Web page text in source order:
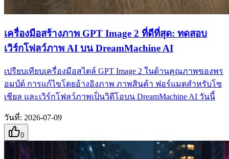
เครื่องมือสร้างภาพ GPT Image 2 ที่ดีที่สุด: ทดสอบ
เวิร์กโฟลว์ภาพ AI บน DreamMachine AI
เปรียบเทียบเครื่องมือสไตล์ GPT Image 2 ในด้านคุณภาพของพร
อมป์ต์ การแก้ไขโดยอ้างอิงภาพ ภาพสินค้า ฟอร์แมตสำหรับโซ
เชียล และเวิร์กโฟลว์ภาพเป็นวิดีโอบน DreamMachine AI วันนี้
วันที่: 2026-07-09
0